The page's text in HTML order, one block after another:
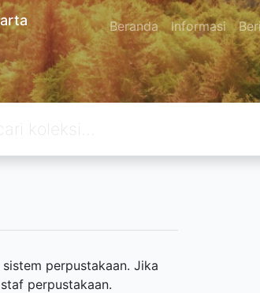
Beranda Informasi
perpustakaan. Jika
perpustakaan.